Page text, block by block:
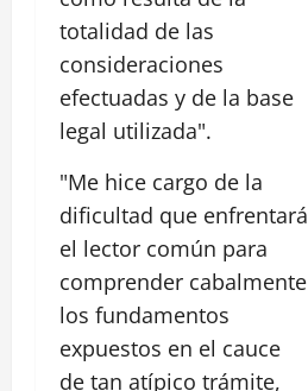
totalidad de las
consideraciones
efectuadas y de la base
legal utilizada".
"Me hice cargo de la
dificultad que enfrentará
el lector común para
comprender cabalmente
los fundamentos
expuestos en el cauce
de tan atípico trámite,